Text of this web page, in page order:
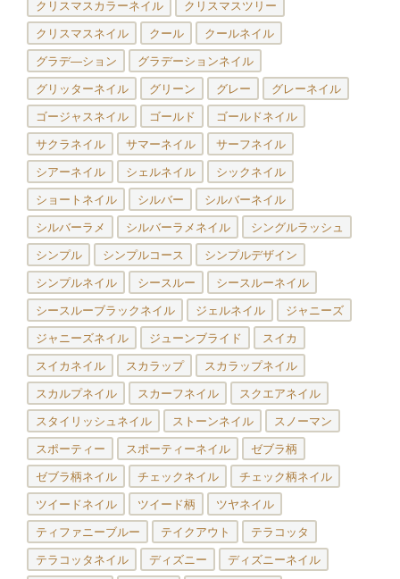
クリスマスカラーネイル クリスマスツリー
クリスマスネイル クール クールネイル
グラデ―ション グラデーションネイル
グリッターネイル グリーン グレー グレーネイル
ゴージャスネイル ゴールド ゴールドネイル
サクラネイル サマーネイル サーフネイル
シアーネイル シェルネイル シックネイル
ショートネイル シルバー シルバーネイル
シルバーラメ シルバーラメネイル シングルラッシュ
シンプル シンプルコース シンプルデザイン
シンプルネイル シースルー シースルーネイル
シースルーブラックネイル ジェルネイル ジャニーズ
ジャニーズネイル ジューンブライド スイカ
スイカネイル スカラップ スカラップネイル
スカルプネイル スカーフネイル スクエアネイル
スタイリッシュネイル ストーンネイル スノーマン
スポーティー スポーティーネイル ゼブラ柄
ゼブラ柄ネイル チェックネイル チェック柄ネイル
ツイードネイル ツイード柄 ツヤネイル
ティファニーブルー テイクアウト テラコッタ
テラコッタネイル ディズニー ディズニーネイル